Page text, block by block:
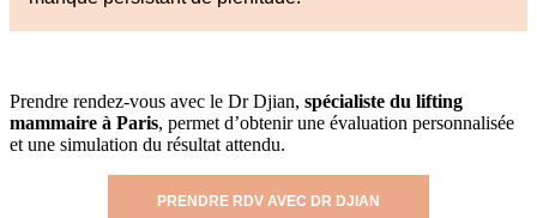
Prendre rendez-vous avec le Dr Djian, spécialiste du lifting
mammaire à Paris, permet d’obtenir une évaluation personnalisée
et une simulation du résultat attendu.
PRENDRE RDV AVEC DR DJIAN